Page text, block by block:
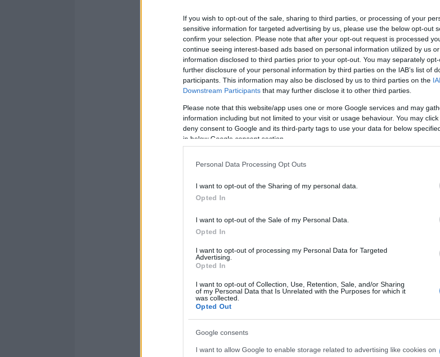
If you wish to opt-out of the sale, sharing to third parties, or processing of your
sensitive information for targeted advertising by us, please use the below opt-out
confirm your selection. Please note that after your opt-out request is processed
continue seeing interest-based ads based on personal information utilized by us
information disclosed to third parties prior to your opt-out. You may separately
further disclosure of your personal information by third parties on the IAB’s list of
participants. This information may also be disclosed by us to third parties on the
Downstream Participants that may further disclose it to other third parties.
Please note that this website/app uses one or more Google services and may
information including but not limited to your visit or usage behaviour. You may
deny consent to Google and its third-party tags to use your data for below
in below Google consent section.
Personal Data Processing Opt Outs
I want to opt-out of the Sharing of my personal data.
Opted In
I want to opt-out of the Sale of my Personal Data.
Opted In
I want to opt-out of processing my Personal Data for Targeted
Advertising.
Opted In
I want to opt-out of Collection, Use, Retention, Sale, and/or Sharing
of my Personal Data that Is Unrelated with the Purposes for which it
was collected.
Opted Out
Google consents
I want to allow Google to enable storage related to advertising like cookies on